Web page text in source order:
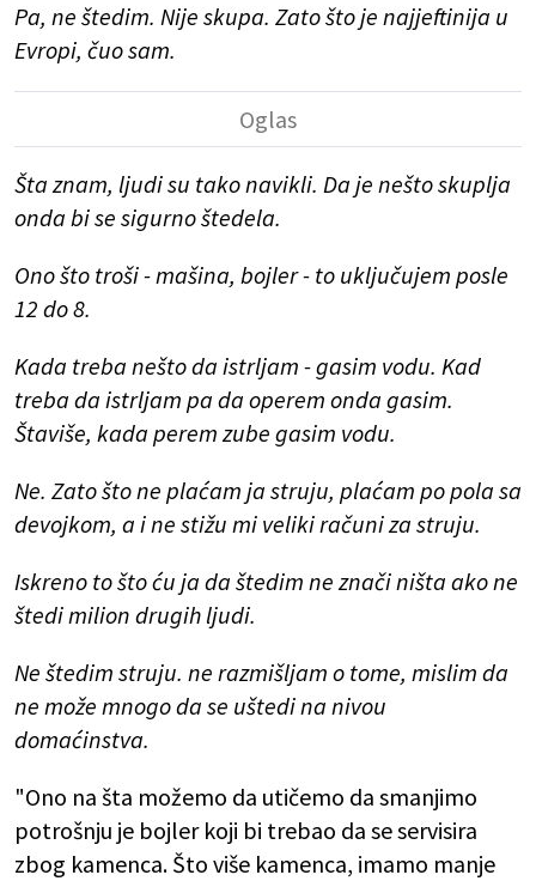
Pa, ne štedim. Nije skupa. Zato što je najjeftinija u
Evropi, čuo sam.
Šta znam, ljudi su tako navikli. Da je nešto skuplja
onda bi se sigurno štedela.
Ono što troši - mašina, bojler - to uključujem posle
12 do 8.
Kada treba nešto da istrljam - gasim vodu. Kad
treba da istrljam pa da operem onda gasim.
Štaviše, kada perem zube gasim vodu.
Ne. Zato što ne plaćam ja struju, plaćam po pola sa
devojkom, a i ne stižu mi veliki računi za struju.
Iskreno to što ću ja da štedim ne znači ništa ako ne
štedi milion drugih ljudi.
Ne štedim struju. ne razmišljam o tome, mislim da
ne može mnogo da se uštedi na nivou
domaćinstva.
"Ono na šta možemo da utičemo da smanjimo
potrošnju je bojler koji bi trebao da se servisira
zbog kamenca. Što više kamenca, imamo manje